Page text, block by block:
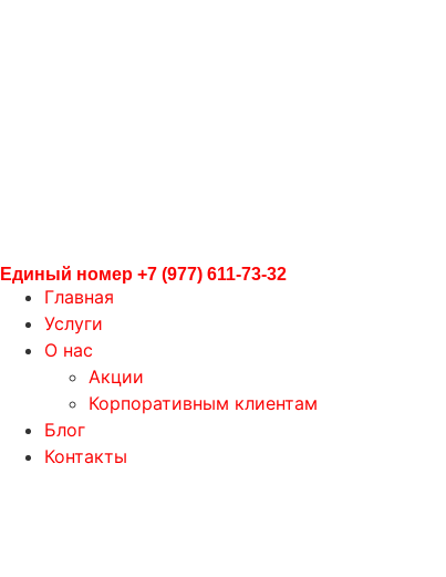
Единый номер +7 (977) 611-73-32
Главная
Услуги
О нас
Акции
Корпоративным клиентам
Блог
Контакты